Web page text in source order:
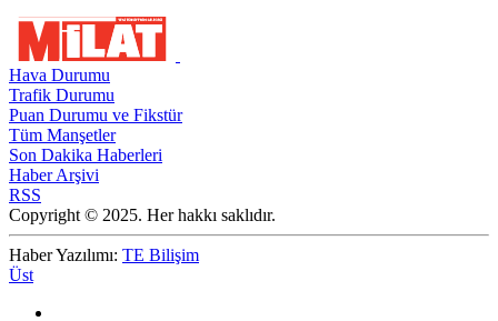
Hava Durumu
Trafik Durumu
Puan Durumu ve Fikstür
Tüm Manşetler
Son Dakika Haberleri
Haber Arşivi
RSS
Copyright © 2025. Her hakkı saklıdır.
Haber Yazılımı: TE Bilişim
Üst